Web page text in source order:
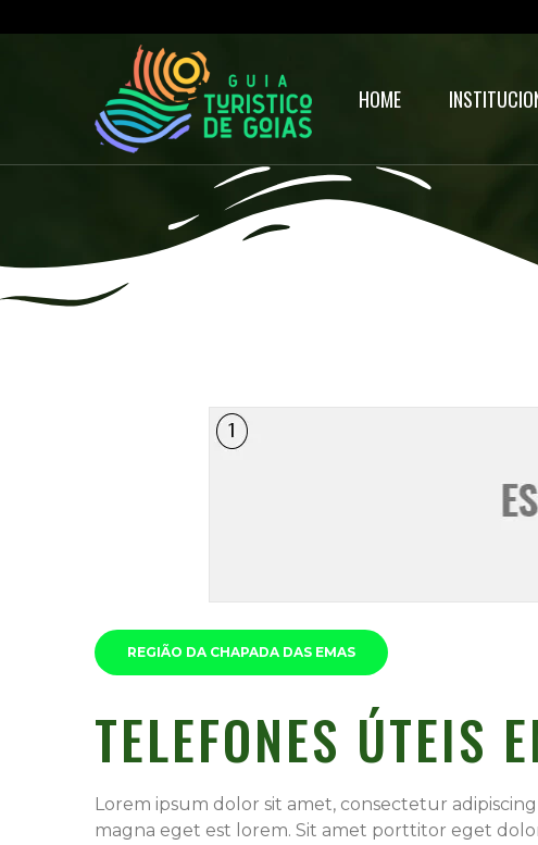
HOME
REGIÃO DA CHAPADA DAS EMAS
TELEFONES ÚTEIS
Lorem ipsum dolor sit amet, consectetur
magna eget est lorem. Sit amet porttitor eget